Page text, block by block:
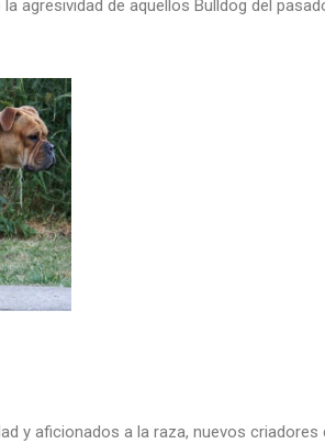
agresividad de aquellos Bulldog del
y aficionados a la raza, nuevos criadores